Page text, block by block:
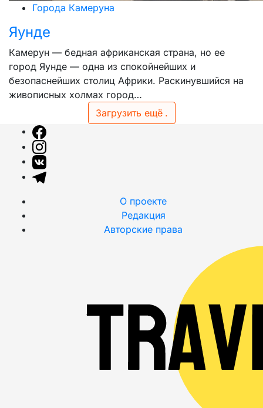
Города Камеруна
Яунде
Камерун — бедная африканская страна, но ее
город Яунде — одна из спокойнейших и
безопаснейших столиц Африки. Раскинувшийся на
живописных холмах город…
Загрузить ещё .
О проекте
Редакция
Авторские права